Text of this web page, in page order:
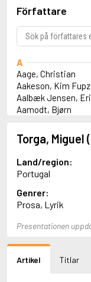
Författare
A
Aage, Christian
Aakeson, Kim Fupz
Aalbæk Jensen,
Aamodt, Bjørn
Abbey, Kieran
Abbot, Anthony
Abbott, John
Abbott, Megan
Abdel-Fattah, Randa
Abdolah, Kader
Abé, Kobo
Abele, Inga
Aboulela, Leila
Torga, Miguel
Land/region:
Portugal
Genrer:
Prosa, Lyrik
Presentationen
Artikel Titlar